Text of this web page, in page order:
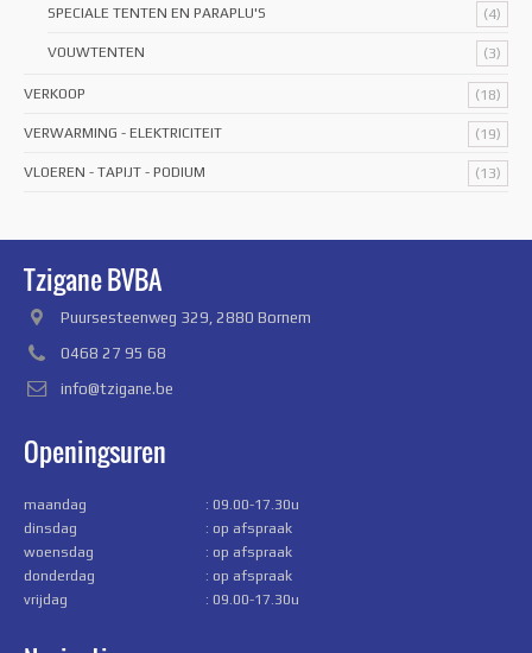
SPECIALE TENTEN EN PARAPLU'S (4)
VOUWTENTEN (3)
VERKOOP (18)
VERWARMING - ELEKTRICITEIT (19)
VLOEREN - TAPIJT - PODIUM (13)
Tzigane BVBA
Puursesteenweg 329, 2880 Bornem
0468 27 95 68
info@tzigane.be
Openingsuren
maandag
: 09.00-17.30u
dinsdag
: op afspraak
woensdag
: op afspraak
donderdag
: op afspraak
vrijdag
: 09.00-17.30u